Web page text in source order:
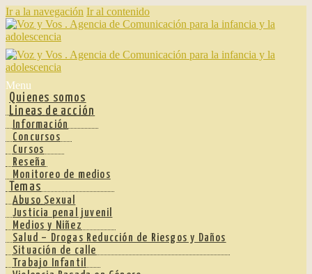
Ir a la navegación Ir al contenido
Menu
Quienes somos
Lineas de acción
Información
Concursos
Cursos
Reseña
Monitoreo de medios
Temas
Abuso Sexual
Justicia penal juvenil
Medios y Niñez
Salud – Drogas Reducción de Riesgos y Daños
Situación de calle
Trabajo Infantil